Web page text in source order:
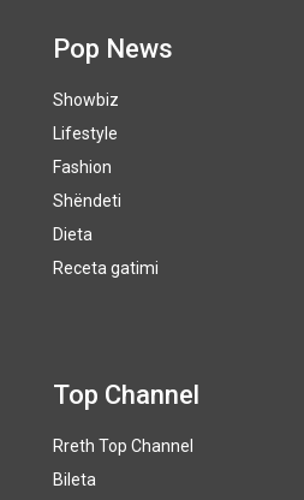
Pop News
Showbiz
Lifestyle
Fashion
Shëndeti
Dieta
Receta gatimi
Top Channel
Rreth Top Channel
Bileta